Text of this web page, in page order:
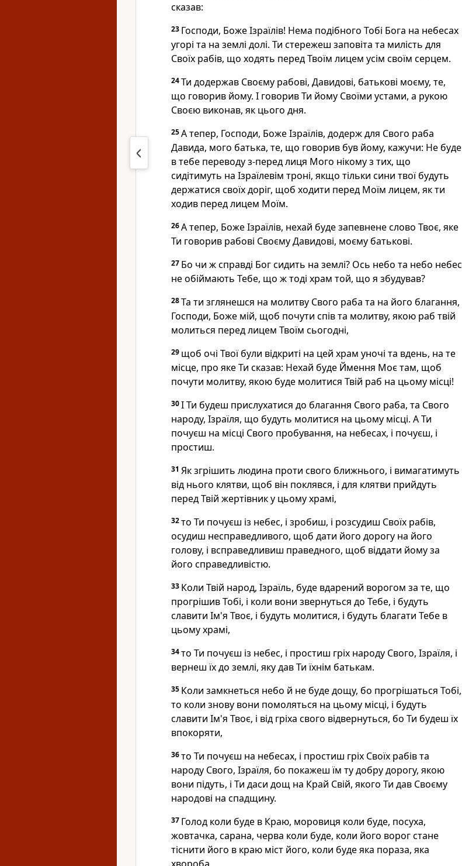
сказав:
23 Господи, Боже Ізраїлів! Нема подібного Тобі Бога на небесах
угорі та на землі долі. Ти стережеш заповіта та милість для
Своїх рабів, що ходять перед Твоїм лицем усім своїм серцем.
24Ти додержав Своєму рабові, Давидові, батькові моєму, те,
що говорив йому. І говорив Ти йому Своїми устами, а рукою
Своєю виконав, як цього дня.
25А тепер, Господи, Боже Ізраїлів, додерж для Свого раба
Давида, мого батька, те, що говорив був йому, кажучи: Не буде
в тебе переводу з-перед лиця Мого нікому з тих, що
сидітимуть на Ізраїлевім троні, якщо тільки сини твої будуть
держатися своїх доріг, щоб ходити перед Моїм лицем, як ти
ходив перед лицем Моїм.
26А тепер, Боже Ізраїлів, нехай буде запевнене слово Твоє, яке
Ти говорив рабові Своєму Давидові, моєму батькові.
27 Бо чи ж справді Бог сидить на землі? Ось небо та небо небес
не обіймають Тебе, що ж тоді храм той, що я збудував?
28Та ти зглянешся на молитву Свого раба та на його благання,
Господи, Боже мій, щоб почути спів та молитву, якою раб твій
молиться перед лицем Твоїм сьогодні,
29 щоб очі Твої були відкриті на цей храм уночі та вдень, на те
місце, про яке Ти сказав: Нехай буде Ймення Моє там, щоб
почути молитву, якою буде молитися Твій раб на цьому місці!
30І Ти будеш прислухатися до благання Свого раба, та Свого
народу, Ізраїля, що будуть молитися на цьому місці. А Ти
почуєш на місці Свого пробування, на небесах, і почуєш, і
простиш.
31 Як згрішить людина проти свого ближнього, і вимагатимуть
від нього клятви, щоб він поклявся, і для клятви прийдуть
перед Твій жертівник у цьому храмі,
32то Ти почуєш із небес, і зробиш, і розсудиш Своїх рабів,
осудиш несправедливого, щоб дати його дорогу на його
голову, і всправедливиш праведного, щоб віддати йому за
його справедливістю.
33 Коли Твій народ, Ізраїль, буде вдарений ворогом за те, що
прогрішив Тобі, і коли вони звернуться до Тебе, і будуть
славити Ім'я Твоє, і будуть молитися, і будуть благати Тебе в
цьому храмі,
34то Ти почуєш із небес, і простиш гріх народу Свого, Ізраїля, і
вернеш їх до землі, яку дав Ти їхнім батькам.
35 Коли замкнеться небо й не буде дощу, бо прогрішаться Тобі,
то коли знову вони помоляться на цьому місці, і будуть
славити Ім'я Твоє, і від гріха свого відвернуться, бо Ти будеш їх
впокоряти,
36то Ти почуєш на небесах, і простиш гріх Своїх рабів та
народу Свого, Ізраїля, бо покажеш їм ту добру дорогу, якою
вони підуть, і Ти даси дощ на Край Свій, якого Ти дав Своєму
народові на спадщину.
37 Голод коли буде в Краю, моровиця коли буде, посуха,
жовтачка, сарана, черва коли буде, коли його ворог стане
тіснити його в краю міст його, коли буде яка пораза, яка